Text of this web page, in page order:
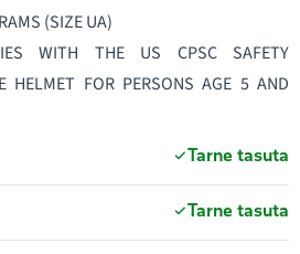
(SIZE UA)
WITH THE US CPSC SAFETY
HELMET FOR PERSONS AGE 5 AND
Tarne tasuta
Tarne tasuta